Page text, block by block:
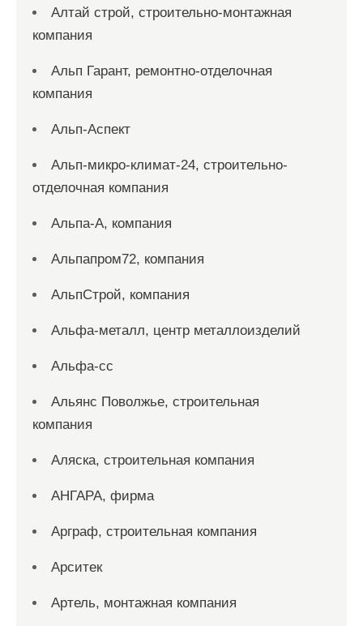
Алтай строй, строительно-монтажная
компания
Альп Гарант, ремонтно-отделочная
компания
Альп-Аспект
Альп-микро-климат-24, строительно-
отделочная компания
Альпа-А, компания
Альпапром72, компания
АльпСтрой, компания
Альфа-металл, центр металлоизделий
Альфа-сс
Альянс Поволжье, строительная
компания
Аляска, строительная компания
АНГАРА, фирма
Арграф, строительная компания
Арситек
Артель, монтажная компания